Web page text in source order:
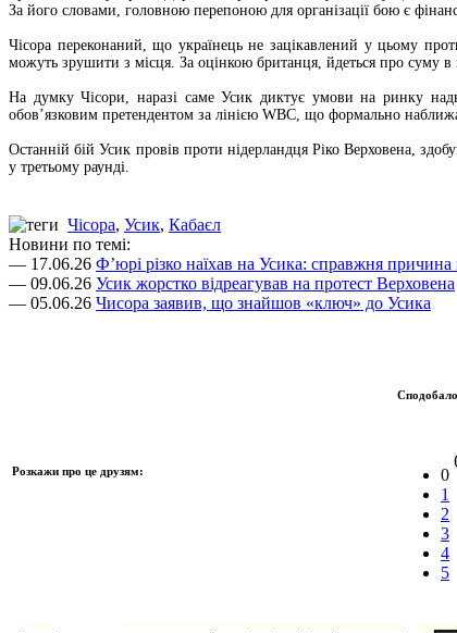
За його словами, головною перепоною для організації бою є
Чісора переконаний, що українець не зацікавлений у цьому
можуть зрушити з місця. За оцінкою британця, йдеться про суму в
На думку Чісори, наразі саме Усик диктує умови на ринку
обов’язковим претендентом за лінією WBC, що формально
Останній бій Усик провів проти нідерландця Ріко Верховена,
у третьому раунді.
Чісора, Усик, Кабаєл
Новини по темі:
— 17.06.26 Ф’юрі різко наїхав на Усика: справжня причина
— 09.06.26 Усик жорстко відреагував на протест Верховена
— 05.06.26 Чисора заявив, що знайшов «ключ» до Усика
Розкажи про це друзям:
0
1
2
3
4
5